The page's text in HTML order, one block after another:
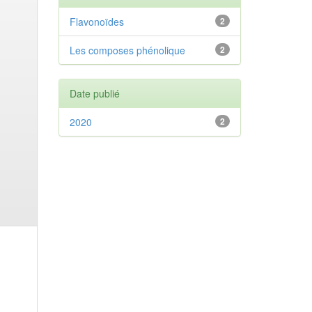
2
Flavonoïdes
2
Les composes phénolique
Date publié
2
2020